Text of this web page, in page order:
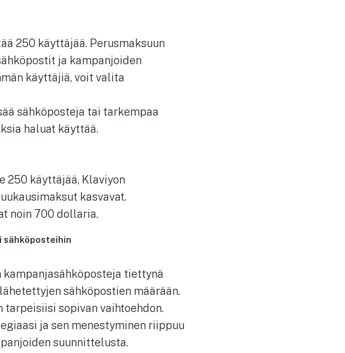
250 käyttäjää. Perusmaksuun
ja kampanjoiden
käyttäjiä, voit valita
sähköposteja tai tarkempaa
haluat käyttää.
250 käyttäjää, Klaviyon
kasvavat.
noin 700 dollaria.
sähköposteihin
tiettynä
sähköpostien määrään.
sopivan vaihtoehdon.
ja sen menestyminen riippuu
suunnittelusta.